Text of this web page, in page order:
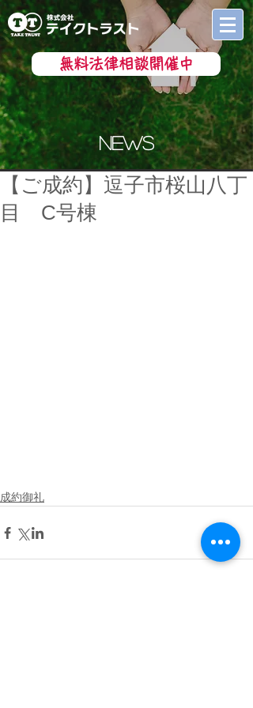
無料法律相談開催中
news
【ご成約】逗子市桜山八丁
目 C号棟
成約御礼